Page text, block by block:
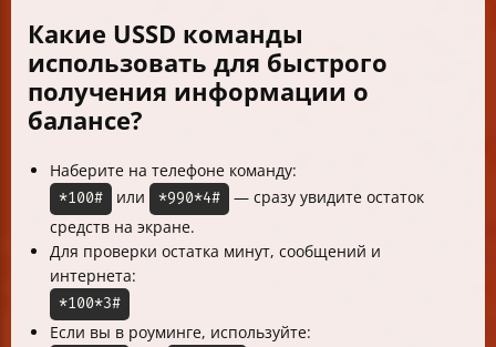
Какие USSD команды
использовать для быстрого
получения информации о
балансе?
Наберите на телефоне команду:
*100# или *990*4#
— сразу увидите остаток
средств на экране.
Для проверки остатка минут, сообщений и
интернета:
*100*3#
Если вы в роуминге, используйте: